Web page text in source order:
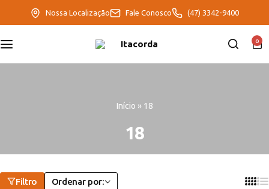
Nossa Localização Fale Conosco (47) 3342-9400
0
Início » 18
18
Filtro Ordenar por:
DeltaFix